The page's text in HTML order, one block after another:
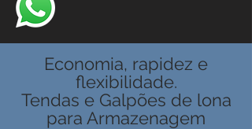
Economia, rapidez e
flexibilidade.
Tendas e Galpões de lona
para Armazenagem